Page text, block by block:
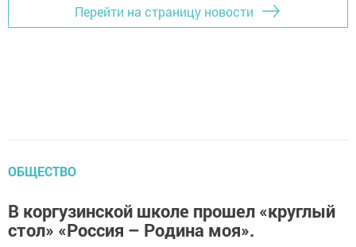
Перейти на страницу новости
ОБЩЕСТВО
В коргузинской школе прошел «круглый
стол» «Россия – Родина моя».